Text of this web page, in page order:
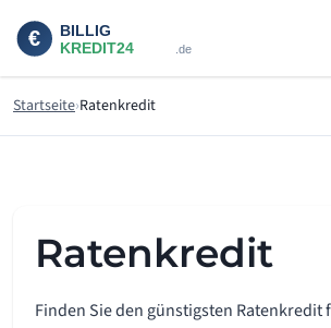
Startseite Ratenkredit
Ratenkredit
Finden Sie den günstigsten Ratenkredit